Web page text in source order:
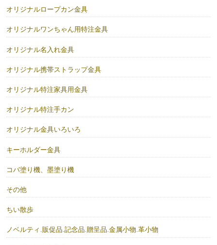
オリジナルロープカン金具
オリジナルワンちゃん用特注金具
オリジナル名入れ金具
オリジナル携帯ストラップ金具
オリジナル特注家具用金具
オリジナル特注手カン
オリジナル金具いろいろ
キーホルダー金具
コバ塗り機、墨塗り機
その他
ちい散歩
ノベルティ.販促品.記念品.贈呈品.金属小物.革小物